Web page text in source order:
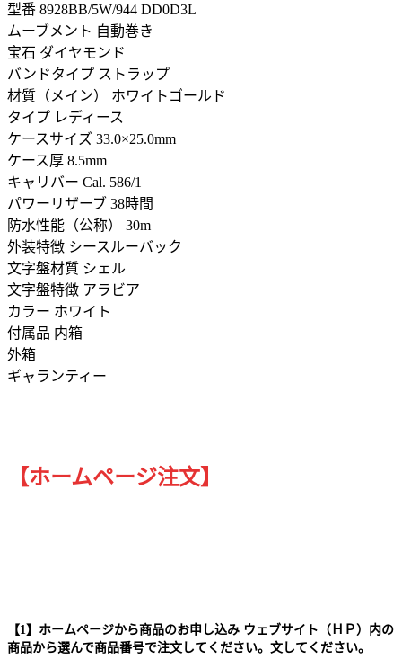
型番 8928BB/5W/944 DD0D3L
ムーブメント 自動巻き
宝石 ダイヤモンド
バンドタイプ ストラップ
材質（メイン） ホワイトゴールド
タイプ レディース
ケースサイズ 33.0×25.0mm
ケース厚 8.5mm
キャリバー Cal. 586/1
パワーリザーブ 38時間
防水性能（公称） 30m
外装特徴 シースルーバック
文字盤材質 シェル
文字盤特徴 アラビア
カラー ホワイト
付属品 内箱
外箱
ギャランティー
【ホームページ注文】
【1】ホームページから商品のお申し込み ウェブサイト（ＨＰ）内の
商品から選んで商品番号で注文してください。文してください。